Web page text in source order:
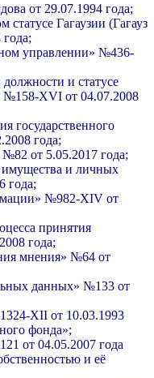
от 29.07.1994 года;
Гагаузии (Гагауз
управлении» №436-
и статусе
№158-XVI от 04.07.2008
государственного
года;
от 5.05.2017 года;
и личных
года;
№982-XIV от
принятия
года;
мнения» №64 от
данных» №133 от
XII от 10.03.1993
фонда»;
от 04.05.2007 года
и её